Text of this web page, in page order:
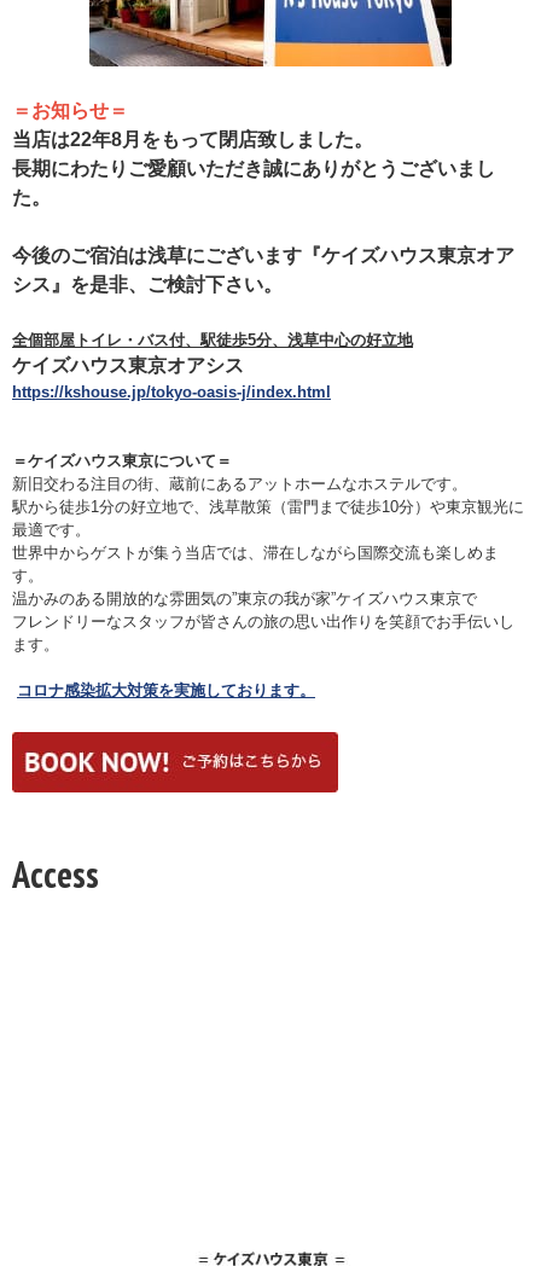
＝お知らせ＝
当店は22年8月をもって閉店致しました。
長期にわたりご愛顧いただき誠にありがとうございまし
た。
今後のご宿泊は浅草にございます『ケイズハウス東京オア
シス』を是非、ご検討下さい。
全個部屋トイレ・バス付、駅徒歩5分、浅草中心の好立地
ケイズハウス東京オアシス
https://kshouse.jp/tokyo-oasis-j/index.html
＝ケイズハウス東京について＝
新旧交わる注目の街、蔵前にあるアットホームなホステルです。
駅から徒歩1分の好立地で、浅草散策（雷門まで徒歩10分）や東京観光に
最適です。
世界中からゲストが集う当店では、滞在しながら国際交流も楽しめま
す。
温かみのある開放的な雰囲気の”東京の我が家”ケイズハウス東京で
フレンドリーなスタッフが皆さんの旅の思い出作りを笑顔でお手伝いし
ます。
コロナ感染拡大対策を実施しております。
Access